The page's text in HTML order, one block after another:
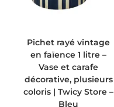
Pichet rayé vintage
en faïence 1 litre –
Vase et carafe
décorative, plusieurs
coloris | Twicy Store –
Bleu